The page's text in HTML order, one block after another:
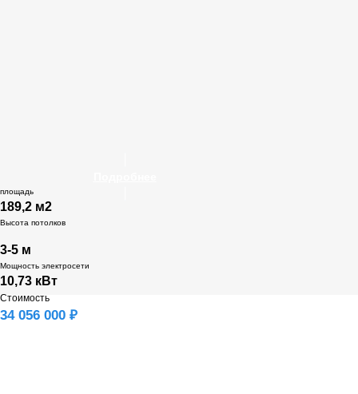
площадь
189,2 м2
Высота потолков
3-5 м
Мощность электросети
10,73 кВт
Стоимость
34 056 000 ₽